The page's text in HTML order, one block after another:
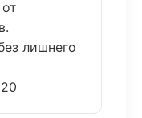
лишнего